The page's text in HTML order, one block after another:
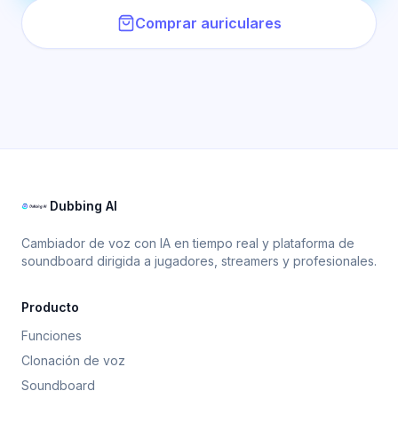
Comprar auriculares
Dubbing AI
Cambiador de voz con IA en tiempo real y plataforma de
soundboard dirigida a jugadores, streamers y profesionales.
Producto
Funciones
Clonación de voz
Soundboard